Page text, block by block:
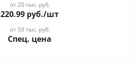
от 20 тыс. руб.
220.99 руб./шт
от 50 тыс. руб.
Спец. цена